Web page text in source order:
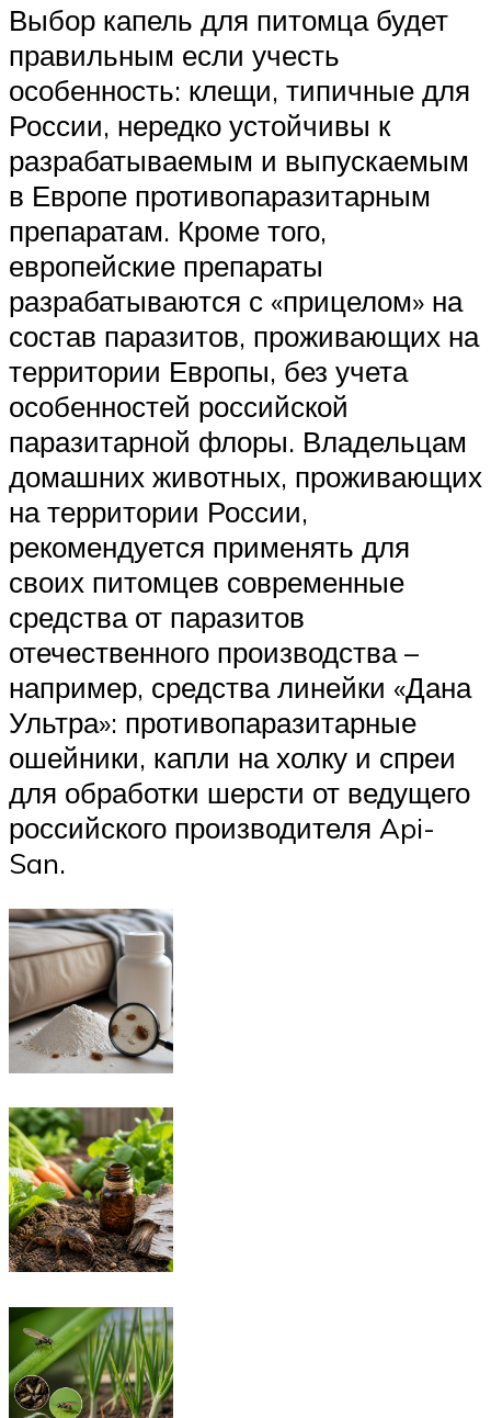
Выбор капель для питомца будет
правильным если учесть
особенность: клещи, типичные для
России, нередко устойчивы к
разрабатываемым и выпускаемым
в Европе противопаразитарным
препаратам. Кроме того,
европейские препараты
разрабатываются с «прицелом» на
состав паразитов, проживающих на
территории Европы, без учета
особенностей российской
паразитарной флоры. Владельцам
домашних животных, проживающих
на территории России,
рекомендуется применять для
своих питомцев современные
средства от паразитов
отечественного производства –
например, средства линейки «Дана
Ультра»: противопаразитарные
ошейники, капли на холку и спреи
для обработки шерсти от ведущего
российского производителя Api-
San.